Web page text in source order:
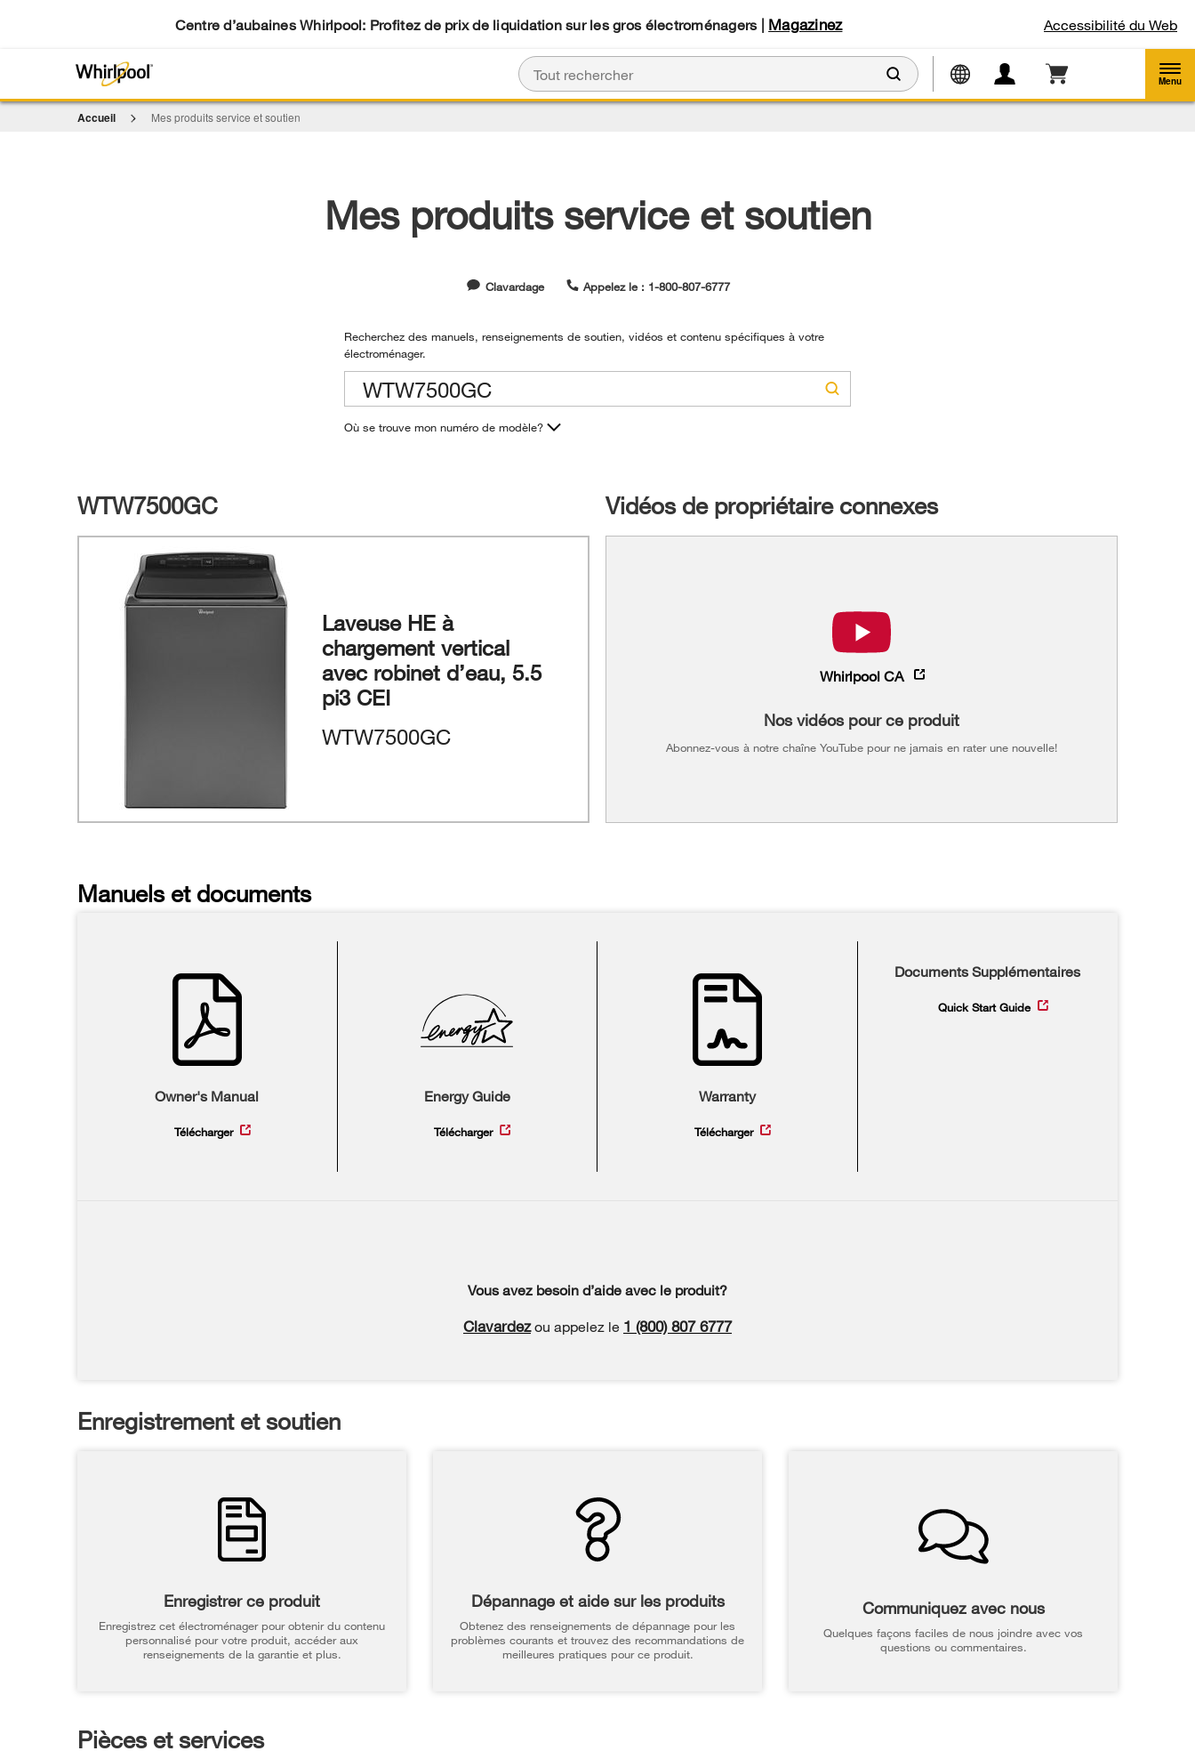
Centre d’aubaines Whirlpool: Profitez de prix de liquidation sur les gros électroménagers | Magazinez Accessibilité du Web
Menu
Accueil Mes produits service et soutien
Mes produits service et soutien
Clavardage Appelez le : 1-800-807-6777
Recherchez des manuels, renseignements de soutien, vidéos et contenu spécifiques à votre
électroménager.
Où se trouve mon numéro de modèle?
WTW7500GC
Laveuse HE à
chargement vertical
avec robinet d’eau, 5.5
pi3 CEI
WTW7500GC
Vidéos de propriétaire connexes
Whirlpool CA
Nos vidéos pour ce produit
Abonnez-vous à notre chaîne YouTube pour ne jamais en rater une nouvelle!
Manuels et documents
Owner's Manual
Télécharger
Energy Guide
Télécharger
Warranty
Télécharger
Documents Supplémentaires
Quick Start Guide
Vous avez besoin d’aide avec le produit?
Clavardezou appelez le 1 (800) 807 6777
Enregistrement et soutien
Enregistrer ce produit
Enregistrez cet électroménager pour obtenir du contenu
personnalisé pour votre produit, accéder aux
renseignements de la garantie et plus.
Dépannage et aide sur les produits
Obtenez des renseignements de dépannage pour les
problèmes courants et trouvez des recommandations de
meilleures pratiques pour ce produit.
Communiquez avec nous
Quelques façons faciles de nous joindre avec vos
questions ou commentaires.
Pièces et services